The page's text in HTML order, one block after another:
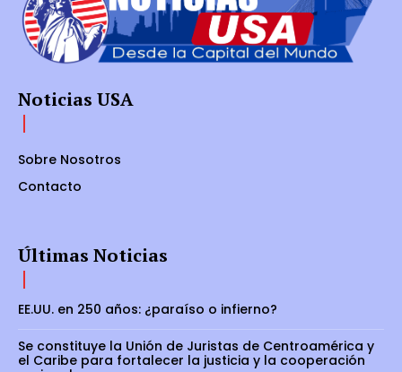
Noticias USA
Sobre Nosotros
Contacto
Últimas Noticias
EE.UU. en 250 años: ¿paraíso o infierno?
Se constituye la Unión de Juristas de Centroamérica y
el Caribe para fortalecer la justicia y la cooperación